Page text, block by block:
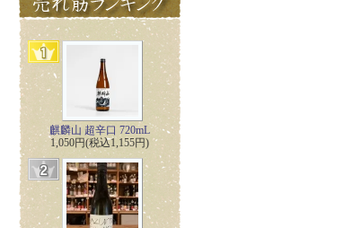
麒麟山 超辛口 720mL
1,050円(税込1,155円)